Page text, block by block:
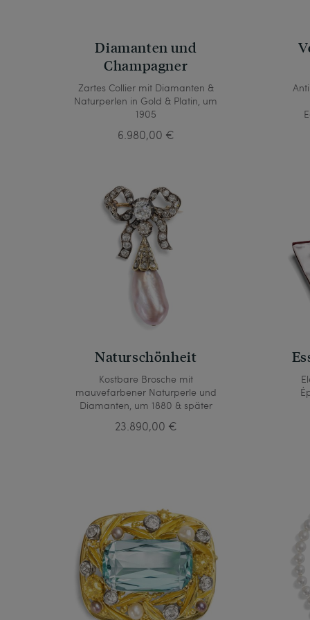
Diamanten und
Champagner
Zartes Collier mit Diamanten &
Naturperlen in Gold & Platin, um
1905
6.980,00 €
Naturschönheit
Kostbare Brosche mit
mauvefarbener Naturperle und
Diamanten, um 1880 & später
23.890,00 €